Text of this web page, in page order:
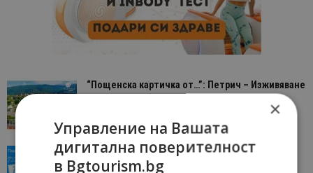
“Пощенска картичка от…”: Петрич – Изживяване
“Пощенска картичка от…”: Пловдив, градът на
всички времена
×
Управление на Вашата
дигитална поверителност
в Bgtourism.bg